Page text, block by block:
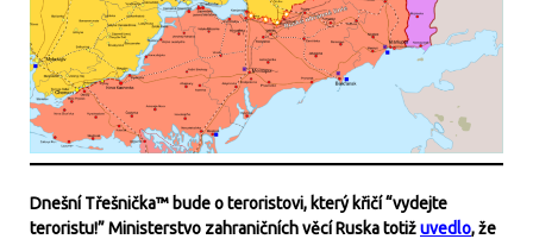
Dnešní Třešnička™ bude o teroristovi, který křičí “vydejte
teroristu!” Ministerstvo zahraničních věcí Ruska totižuvedlo, že